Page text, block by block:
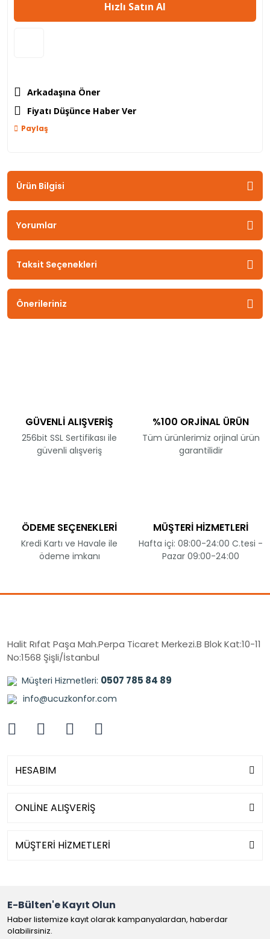
Hızlı Satın Al
Arkadaşına Öner
Fiyatı Düşünce Haber Ver
Paylaş
Ürün Bilgisi
Yorumlar
Taksit Seçenekleri
Önerileriniz
GÜVENLİ ALIŞVERİŞ
256bit SSL Sertifikası ile
güvenli alışveriş
%100 ORJİNAL ÜRÜN
Tüm ürünlerimiz orjinal ürün
garantilidir
ÖDEME SEÇENEKLERİ
Kredi Kartı ve Havale ile
ödeme imkanı
MÜŞTERİ HİZMETLERİ
Hafta içi: 08:00-24:00 C.tesi -
Pazar 09:00-24:00
Halit Rıfat Paşa Mah.Perpa Ticaret Merkezi.B Blok Kat:10-11
No:1568 Şişli/İstanbul
Müşteri Hizmetleri: 0507 785 84 89
info@ucuzkonfor.com
HESABIM
ONLİNE ALIŞVERİŞ
MÜŞTERİ HİZMETLERİ
E-Bülten'e Kayıt Olun
Haber listemize kayıt olarak kampanyalardan, haberdar
olabilirsiniz.